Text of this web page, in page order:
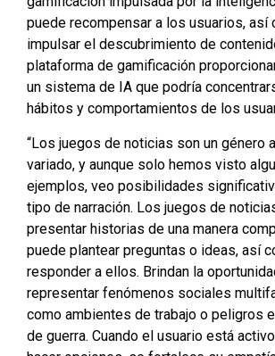
puede recompensar a los usuarios, así
impulsar el descubrimiento de
plataforma de gamificación
un sistema de IA que podría
hábitos y comportamientos de los
“Los juegos de noticias son un género
variado, y aunque solo hemos visto
ejemplos, veo posibilidades
tipo de narración. Los juegos de
presentar historias de una manera
puede plantear preguntas o ideas, así
responder a ellos. Brindan la
representar fenómenos sociales
como ambientes de trabajo o peligros
de guerra. Cuando el usuario está